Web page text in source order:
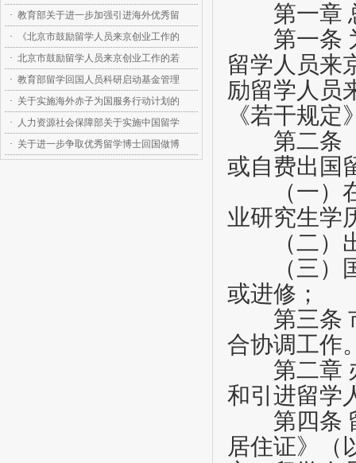
· 教育部关于进一步加强引进海外优秀留
·
《北京市鼓励留学人员来京创业工作的
· 北京市鼓励留学人员来京创业工作的若
· 教育部留学回国人员科研启动基金管理
· 关于实施海外赤子为国服务行动计划的
·
人力资源社会保障部关于实施中国留学
· 关于进一步争取优秀留学博士回国做博
第一章
第一条
留学人员来
励留学人员
《若干规
第二条
或自费出国
（一）在
业研究生学
（二）出
（三）国
或进修；
第三条
合协调工作
第二章
和引进留学
第四条
居住证》（